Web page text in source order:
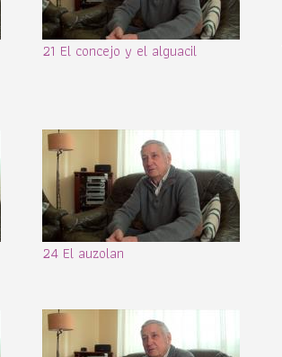
21 El concejo y el alguacil
24 El auzolan